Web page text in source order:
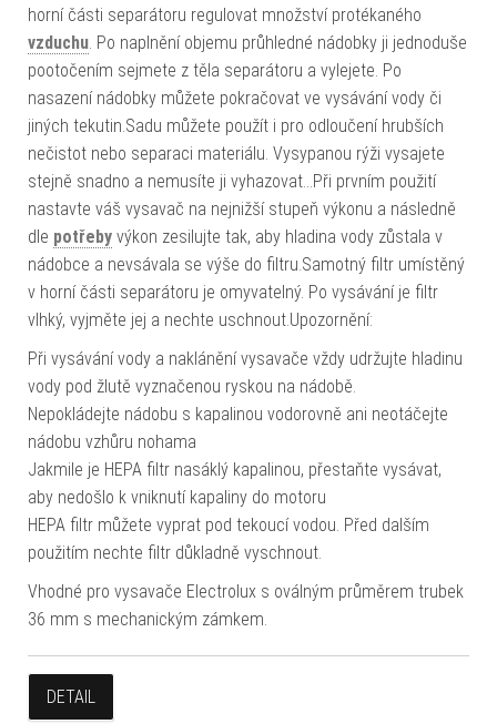
horní části separátoru regulovat množství protékaného
vzduchu. Po naplnění objemu průhledné nádobky ji jednoduše
pootočením sejmete z těla separátoru a vylejete. Po
nasazení nádobky můžete pokračovat ve vysávání vody či
jiných tekutin.Sadu můžete použít i pro odloučení hrubších
nečistot nebo separaci materiálu. Vysypanou rýži vysajete
stejně snadno a nemusíte ji vyhazovat…Při prvním použití
nastavte váš vysavač na nejnižší stupeň výkonu a následně
dle potřeby výkon zesilujte tak, aby hladina vody zůstala v
nádobce a nevsávala se výše do filtru.Samotný filtr umístěný
v horní části separátoru je omyvatelný. Po vysávání je filtr
vlhký, vyjměte jej a nechte uschnout.Upozornění:
Při vysávání vody a naklánění vysavače vždy udržujte hladinu
vody pod žlutě vyznačenou ryskou na nádobě.
Nepokládejte nádobu s kapalinou vodorovně ani neotáčejte
nádobu vzhůru nohama
Jakmile je HEPA filtr nasáklý kapalinou, přestaňte vysávat,
aby nedošlo k vniknutí kapaliny do motoru
HEPA filtr můžete vyprat pod tekoucí vodou. Před dalším
použitím nechte filtr důkladně vyschnout.
Vhodné pro vysavače Electrolux s oválným průměrem trubek
36 mm s mechanickým zámkem.
DETAIL